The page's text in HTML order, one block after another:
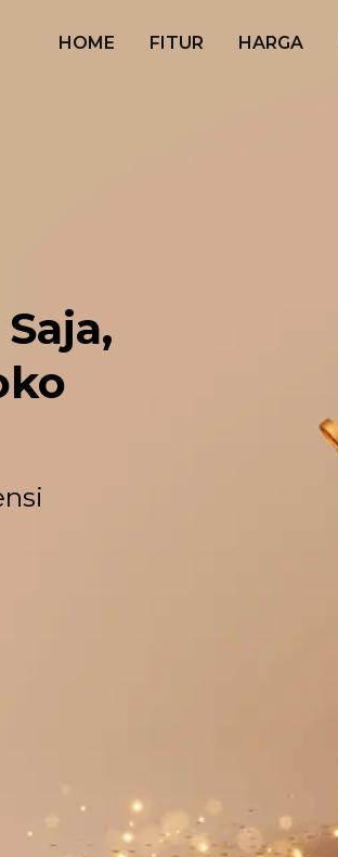
HOME FITUR HARGA